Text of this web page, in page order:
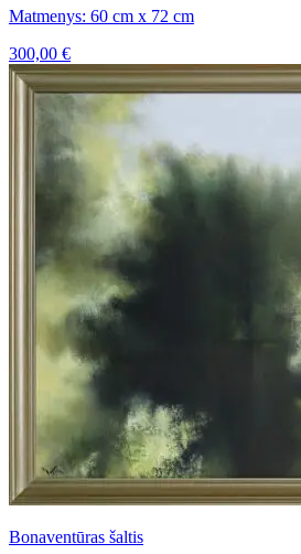
Matmenys: 60 cm x 72 cm
300,00 €
Bonaventūras šaltis